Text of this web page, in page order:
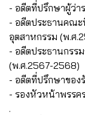
- อดีตที่ปรึกษาผู้ว่า
- อดีตประธานคณะ
อุตสาหกรรม (พ.ศ
- อดีตประธานกรร
(พ.ศ.2567-2568)
- อดีตที่ปรึกษาของ
- รองหัวหน้าพรรค
.